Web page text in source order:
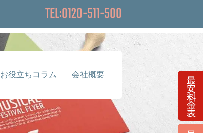
TEL:0120-511-500
お役立ちコラム 会社概要